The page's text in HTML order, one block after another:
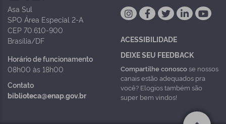
Asa Sul
SPO Área Especial 2-A
CEP 70.610-900
Brasília/DF
Horário de funcionamento
08h00 às 18h00
Contato
biblioteca@enap.gov.br
ACESSIBILIDADE
DEIXE SEU FEEDBACK
Compartilhe conoscose nossos
canais estão adequados pra
você? Elogios também são
super bem vindos!